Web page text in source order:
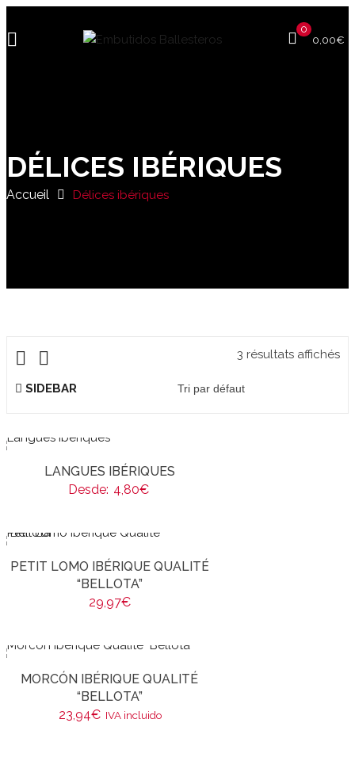
0
0,00€
DÉLICES IBÉRIQUES
Accueil Délices ibériques
3 résultats affichés
SIDEBAR
LANGUES IBÉRIQUES
Desde: 4,80€
PETIT LOMO IBÉRIQUE QUALITÉ
“BELLOTA”
29,97€
MORCÓN IBÉRIQUE QUALITÉ
“BELLOTA”
23,94€ IVA incluido